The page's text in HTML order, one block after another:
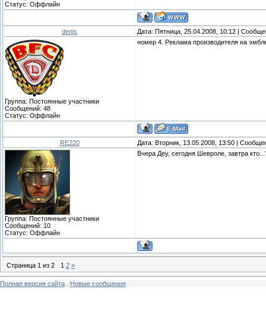
Статус: Оффлайн
denis Дата: Пятница, 25.04.2008, 10:12 |
Группа: Постоянные участники
Сообщений: 48
Статус: Оффлайн
номер 4. Реклама производителя на
RE220 Дата: Вторник, 13.05.2008, 13:50 |
Группа: Постоянные участники
Сообщений: 10
Статус: Оффлайн
Вчера Деу, сегодня Шевроле, завтра
Страница 1 из 2 1 2 »
Полная версия сайта Новые сообщения